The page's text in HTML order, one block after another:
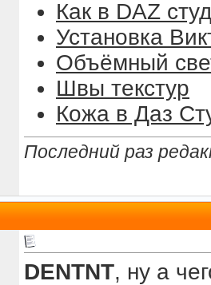
Как в DAZ
Установка
Объёмный
Швы текстур
Кожа в Даз
Последний раз
DENTNT, ну а